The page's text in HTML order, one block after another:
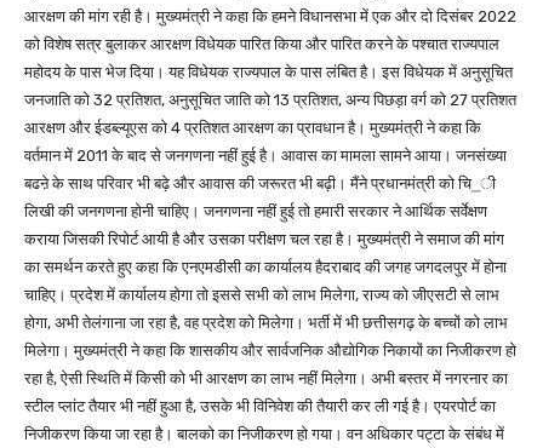
आरक्षण की मांग रही है। मुख्यमंत्री ने कहा कि हमने विधानसभा में एक और दो दिसंबर 2022
को विशेष सत्र बुलाकर आरक्षण विधेयक पारित किया और पारित करने के पश्चात राज्यपाल
महोदय के पास भेज दिया। यह विधेयक राज्यपाल के पास लंबित है। इस विधेयक में अनुसूचित
जनजाति को 32 प्रतिशत, अनुसूचित जाति को 13 प्रतिशत, अन्य पिछड़ा वर्ग को 27 प्रतिशत
आरक्षण और ईडब्ल्यूएस को 4 प्रतिशत आरक्षण का प्रावधान है। मुख्यमंत्री ने कहा कि
वर्तमान में 2011 के बाद से जनगणना नहीं हुई है। आवास का मामला सामने आया। जनसंख्या
बढऩे के साथ परिवार भी बढ़े और आवास की जरूरत भी बढ़ी। मैंने प्रधानमंत्री को चि_ी
लिखी की जनगणना होनी चाहिए। जनगणना नहीं हुई तो हमारी सरकार ने आर्थिक सर्वेक्षण
कराया जिसकी रिपोर्ट आयी है और उसका परीक्षण चल रहा है। मुख्यमंत्री ने समाज की मांग
का समर्थन करते हुए कहा कि एनएमडीसी का कार्यालय हैदराबाद की जगह जगदलपुर में होना
चाहिए। प्रदेश में कार्यालय होगा तो इससे सभी को लाभ मिलेगा, राज्य को जीएसटी से लाभ
होगा, अभी तेलंगाना जा रहा है, वह प्रदेश को मिलेगा। भर्ती में भी छत्तीसगढ़ के बच्चों को लाभ
मिलेगा। मुख्यमंत्री ने कहा कि शासकीय और सार्वजनिक औद्योगिक निकायों का निजीकरण हो
रहा है, ऐसी स्थिति में किसी को भी आरक्षण का लाभ नहीं मिलेगा। अभी बस्तर में नगरनार का
स्टील प्लांट तैयार भी नहीं हुआ है, उसके भी विनिवेश की तैयारी कर ली गई है। एयरपोर्ट का
निजीकरण किया जा रहा है। बालको का निजीकरण हो गया। वन अधिकार पट्टा के संबंध में